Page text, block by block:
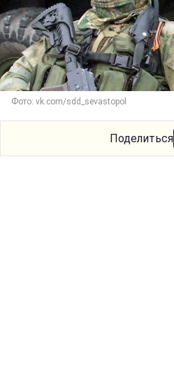
Фото: vk.com/sdd_sevastopol
Поделиться